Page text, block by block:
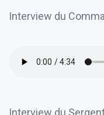
Interview du
Interview du